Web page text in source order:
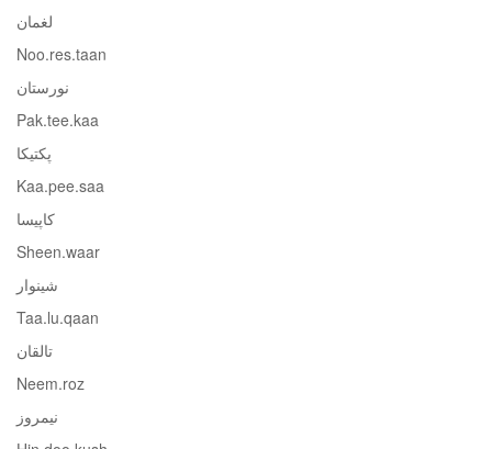
لغمان
Noo.res.taan
نورستان
Pak.tee.kaa
پکتیکا
Kaa.pee.saa
کاپیسا
Sheen.waar
شینوار
Taa.lu.qaan
تالقان
Neem.roz
نیمروز